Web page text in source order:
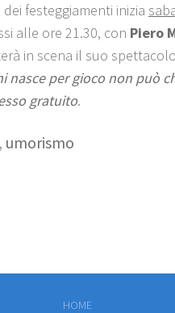
festeggiamenti inizia
alle ore 21.30, con Piero
in scena il suo
nasce per gioco non può
gratuito.
, umorismo
HOME